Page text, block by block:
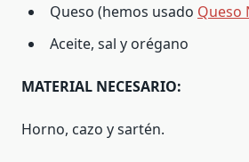
Queso (hemos usado Queso
Aceite, sal y orégano
MATERIAL NECESARIO:
Horno, cazo y sartén.